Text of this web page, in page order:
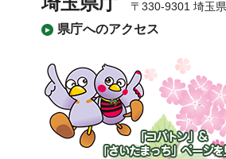
県庁へのアクセス
〒330-9301 埼玉
「コバトン」&「さ